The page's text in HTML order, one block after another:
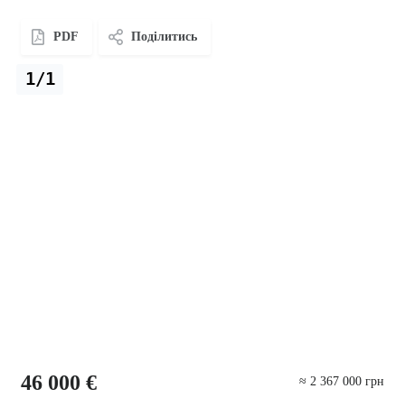
PDF Поділитись
1/1
46 000 € ≈ 2 367 000 грн